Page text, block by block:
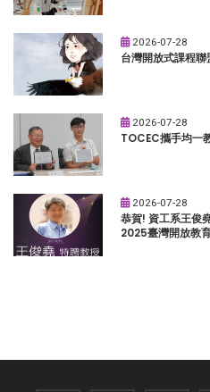
2026-07-28
台灣開放式課程
2026-07-28
TOCEC攜手均一
2026-07-28
恭賀! 資工系王俊
2025臺灣開放教